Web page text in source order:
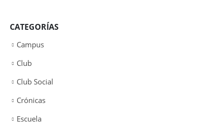
CATEGORÍAS
Campus
Club
Club Social
Crónicas
Escuela